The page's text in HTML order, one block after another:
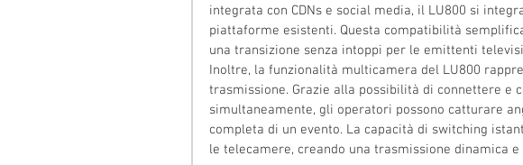
integrata con CDNs e social media, il LU800 si
piattaforme esistenti. Questa compatibilità
una transizione senza intoppi per le emittenti
Inoltre, la funzionalità multicamera del LU800
trasmissione. Grazie alla possibilità di connettere e
simultaneamente, gli operatori possono catturare
completa di un evento. La capacità di switching
le telecamere, creando una trasmissione dinamica e